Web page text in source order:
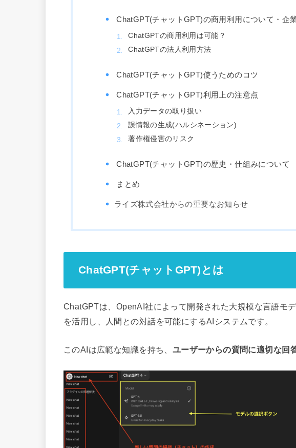
ChatGPT(チャットGPT)の商用利用について・企
ChatGPTの商用利用は可能？
ChatGPTの法人利用方法
ChatGPT(チャットGPT)使うためのコツ
ChatGPT(チャットGPT)利用上の注意点
入力データの取り扱い
誤情報の生成(ハルシネーション)
著作権侵害のリスク
ChatGPT(チャットGPT)の歴史・仕組みについて
まとめ
ライズ株式会社からの重要なお知らせ
ChatGPT(チャットGPT)とは
ChatGPTは、OpenAI社によって開発された大規模な言語モ
を活用し、人間との対話を可能にするAIシステムです。
このAIは広範な知識を持ち、 ユーザーからの質問に適切な回